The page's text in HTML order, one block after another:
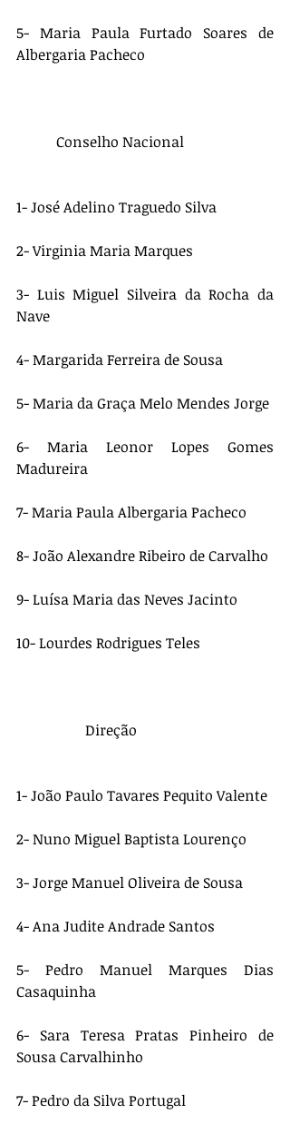
5- Maria Paula Furtado Soares de
Albergaria Pacheco
           Conselho Nacional
1- José Adelino Traguedo Silva
2- Virginia Maria Marques
3- Luis Miguel Silveira da Rocha da
Nave
4- Margarida Ferreira de Sousa
5- Maria da Graça Melo Mendes Jorge
6- Maria Leonor Lopes Gomes
Madureira
7- Maria Paula Albergaria Pacheco
8- João Alexandre Ribeiro de Carvalho
9- Luísa Maria das Neves Jacinto
10- Lourdes Rodrigues Teles
                   Direção
1- João Paulo Tavares Pequito Valente
2- Nuno Miguel Baptista Lourenço
3- Jorge Manuel Oliveira de Sousa
4- Ana Judite Andrade Santos
5- Pedro Manuel Marques Dias
Casaquinha
6- Sara Teresa Pratas Pinheiro de
Sousa Carvalhinho
7- Pedro da Silva Portugal